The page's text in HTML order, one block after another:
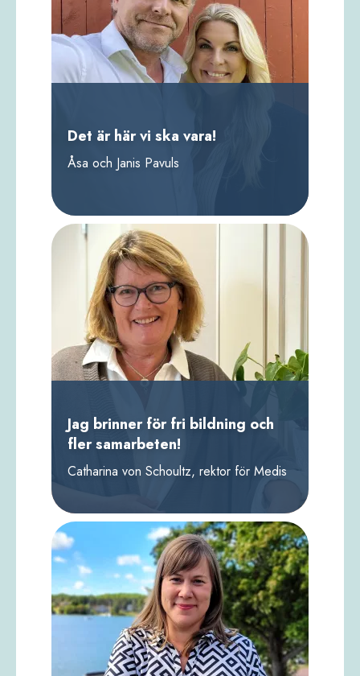
Det är här vi ska vara!
Åsa och Janis Pavuls
Jag brinner för fri bildning och
fler samarbeten!
Catharina von Schoultz, rektor för Medis